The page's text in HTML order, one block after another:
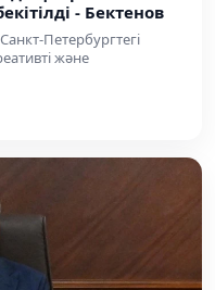
- Бектенов
Петербургтегі
және